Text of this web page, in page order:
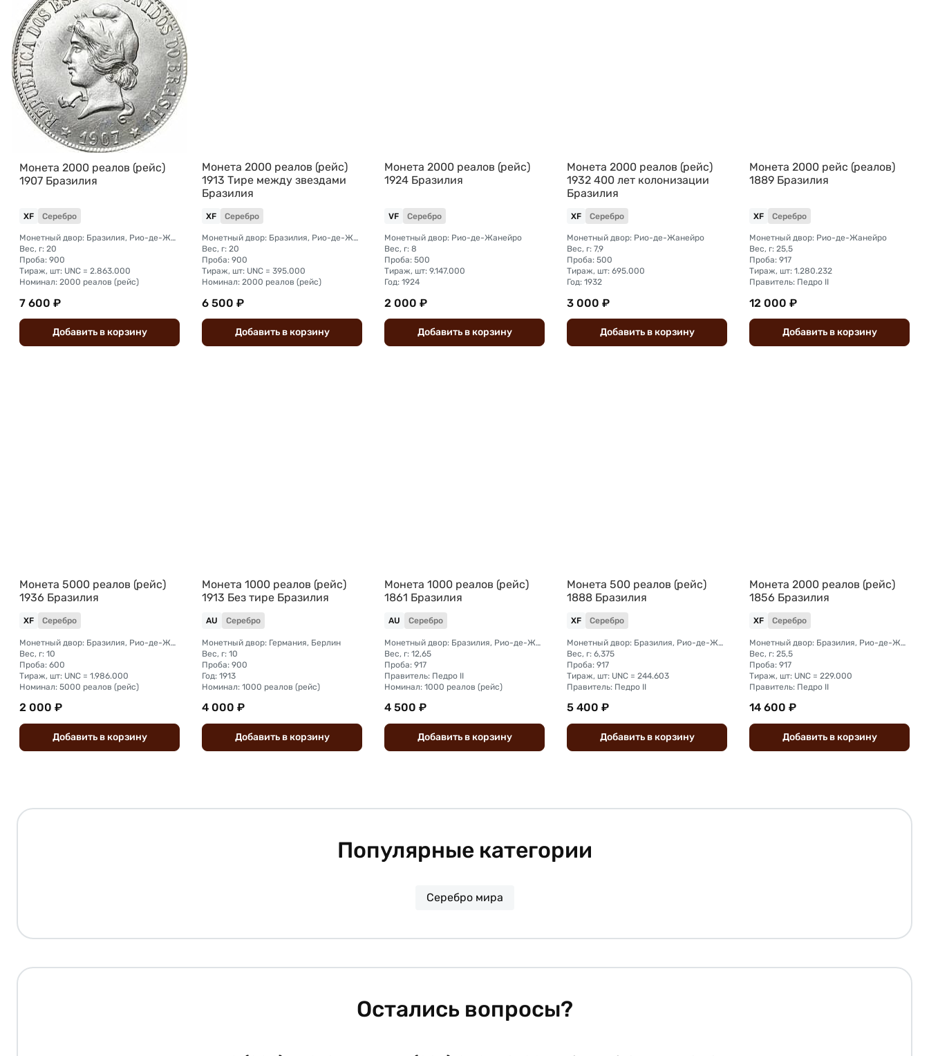
Монета 2000 реалов (рейс)
1907 Бразилия
XF Серебро
Монетный двор: Бразилия, Рио-де-Жанейро
Вес, г: 20
Проба: 900
Тираж, шт: UNC = 2.863.000
Номинал: 2000 реалов (рейс)
7 600 ₽
Добавить вкорзину
Монета 2000 реалов (рейс)
1913 Тире между звездами
Бразилия
XF Серебро
Монетный двор: Бразилия, Рио-де-Жанейро
Вес, г: 20
Проба: 900
Тираж, шт: UNC = 395.000
Номинал: 2000 реалов (рейс)
6 500 ₽
Добавить вкорзину
Монета 2000 реалов (рейс)
1924 Бразилия
VF Серебро
Монетный двор: Рио-де-Жанейро
Вес, г: 8
Проба: 500
Тираж, шт: 9.147.000
Год: 1924
2 000 ₽
Добавить вкорзину
Монета 2000 реалов (рейс)
1932 400 лет колонизации
Бразилия
XF Серебро
Монетный двор: Рио-де-Жанейро
Вес, г: 7,9
Проба: 500
Тираж, шт: 695.000
Год: 1932
3 000 ₽
Добавить вкорзину
Монета 2000 рейс (реалов)
1889 Бразилия
XF Серебро
Монетный двор: Рио-де-Жанейро
Вес, г: 25,5
Проба: 917
Тираж, шт: 1.280.232
Правитель: Педро II
12 000 ₽
Добавить вкорзину
Монета 5000 реалов (рейс)
1936 Бразилия
XF Серебро
Монетный двор: Бразилия, Рио-де-Жанейро
Вес, г: 10
Проба: 600
Тираж, шт: UNC = 1.986.000
Номинал: 5000 реалов (рейс)
2 000 ₽
Добавить вкорзину
Монета 1000 реалов (рейс)
1913 Без тире Бразилия
AU Серебро
Монетный двор: Германия, Берлин
Вес, г: 10
Проба: 900
Год: 1913
Номинал: 1000 реалов (рейс)
4 000 ₽
Добавить вкорзину
Монета 1000 реалов (рейс)
1861 Бразилия
AU Серебро
Монетный двор: Бразилия, Рио-де-Жанейро
Вес, г: 12,65
Проба: 917
Правитель: Педро II
Номинал: 1000 реалов (рейс)
4 500 ₽
Добавить вкорзину
Монета 500 реалов (рейс)
1888 Бразилия
XF Серебро
Монетный двор: Бразилия, Рио-де-Жанейро
Вес, г: 6,375
Проба: 917
Тираж, шт: UNC = 244.603
Правитель: Педро II
5 400 ₽
Добавить вкорзину
Монета 2000 реалов (рейс)
1856 Бразилия
XF Серебро
Монетный двор: Бразилия, Рио-де-Жанейро
Вес, г: 25,5
Проба: 917
Тираж, шт: UNC = 229.000
Правитель: Педро II
14 600 ₽
Добавить вкорзину
Популярные категории
Серебро мира
Остались вопросы?